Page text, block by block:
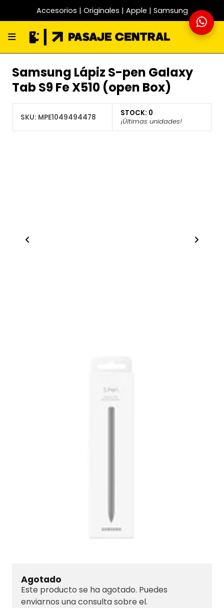
Accesorios | Originales | Apple | Samsung
Samsung Lápiz S-pen Galaxy
Tab S9 Fe X510 (open Box)
SKU: MPE1049494478 STOCK: 0
¡Últimas unidades!
Agotado
Este producto se ha agotado. Puedes
enviarnos una consulta sobre el.